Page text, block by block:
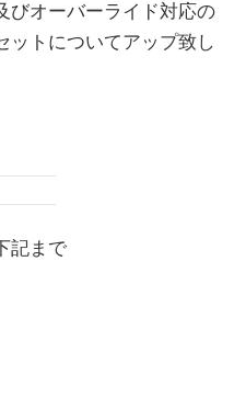
びオーバーライド対応の
ットについてアップ致し
記まで